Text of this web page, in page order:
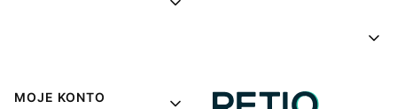
MOJE KONTO